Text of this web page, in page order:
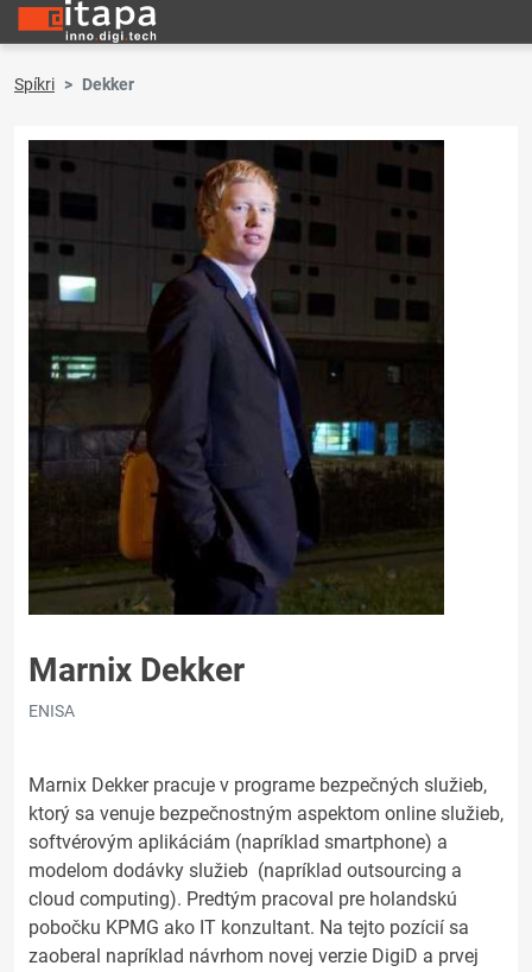
Spíkri Dekker
Marnix Dekker
ENISA
Marnix Dekker pracuje v programe bezpečných služieb,
ktorý sa venuje bezpečnostným aspektom online služieb,
softvérovým aplikáciám (napríklad smartphone) a
modelom dodávky služieb (napríklad outsourcing a
cloud computing). Predtým pracoval pre holandskú
pobočku KPMG ako IT konzultant. Na tejto pozícií sa
zaoberal napríklad návrhom novej verzie DigiD a prvej